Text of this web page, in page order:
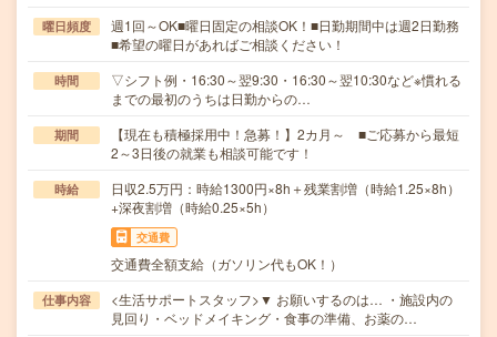
曜日頻度
週1回～OK■曜日固定の相談OK！■日勤期間中は週2日勤務
■希望の曜日があればご相談ください！
時間
▽シフト例・16:30～翌9:30・16:30～翌10:30など※慣れる
までの最初のうちは日勤からの…
期間
【現在も積極採用中！急募！】2カ月～ ■ご応募から最短
2～3日後の就業も相談可能です！
時給
日収2.5万円：時給1300円×8h＋残業割増（時給1.25×8h）
+深夜割増（時給0.25×5h）
交通費
交通費全額支給（ガソリン代もOK！）
仕事内容
<生活サポートスタッフ>▼ お願いするのは… ・施設内の
見回り・ベッドメイキング・食事の準備、お薬の…